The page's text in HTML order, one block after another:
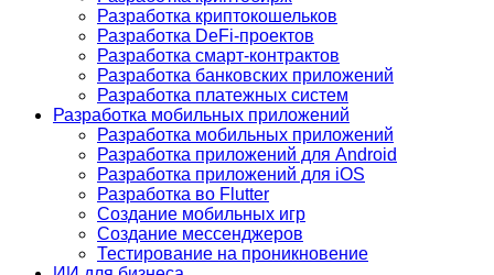
Разработка криптокошельков
Разработка DeFi-проектов
Разработка смарт-контрактов
Разработка банковских приложений
Разработка платежных систем
Разработка мобильных приложений
Разработка мобильных приложений
Разработка приложений для Android
Разработка приложений для iOS
Разработка во Flutter
Создание мобильных игр
Создание мессенджеров
Тестирование на проникновение